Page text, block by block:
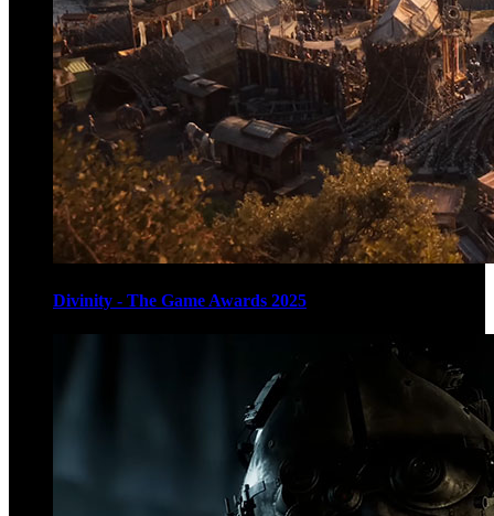
Divinity - The Game Awards 2025